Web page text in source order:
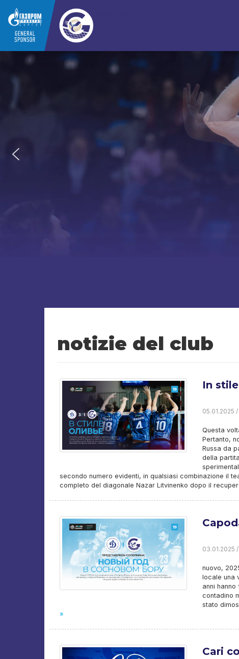
notizie del club
In
05.01.2025 /
Questa
Pertanto,
Russa da
della
secondo numero evidenti, in qualsiasi combinazione il
completo del diagonale Nazar Litvinenko dopo il
03.01.2025 /
nuovo,
locale una
anni
contadino
stato
»
Cari